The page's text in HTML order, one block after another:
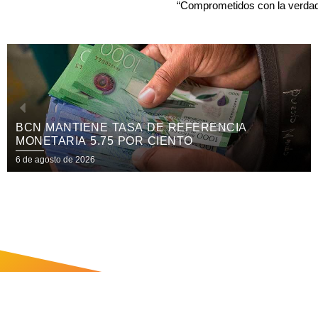
“Comprometidos con la
CANDIDATAS A REINAS NICARAGUA 2026
PARTICIPARÁN EN EL FESTIVAL
INTERNACIONAL DE LAS ARTES, CULTURA Y
GASTRONOMÍA
6 de agosto de 2026